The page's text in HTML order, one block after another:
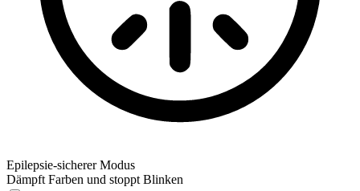
Epilepsie-sicherer Modus
Dämpft Farben und stoppt Blinken